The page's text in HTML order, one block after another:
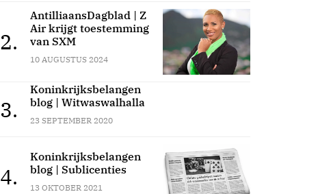
2.
AntilliaansDagblad | Z
Air krijgt toestemming
van SXM
10 AUGUSTUS 2024
3.
Koninkrijksbelangen
blog | Witwaswalhalla
23 SEPTEMBER 2020
4.
Koninkrijksbelangen
blog | Sublicenties
13 OKTOBER 2021